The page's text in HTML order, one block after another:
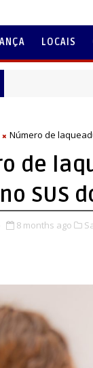
LOCAIS
Número de
de
SUS
8 months ago